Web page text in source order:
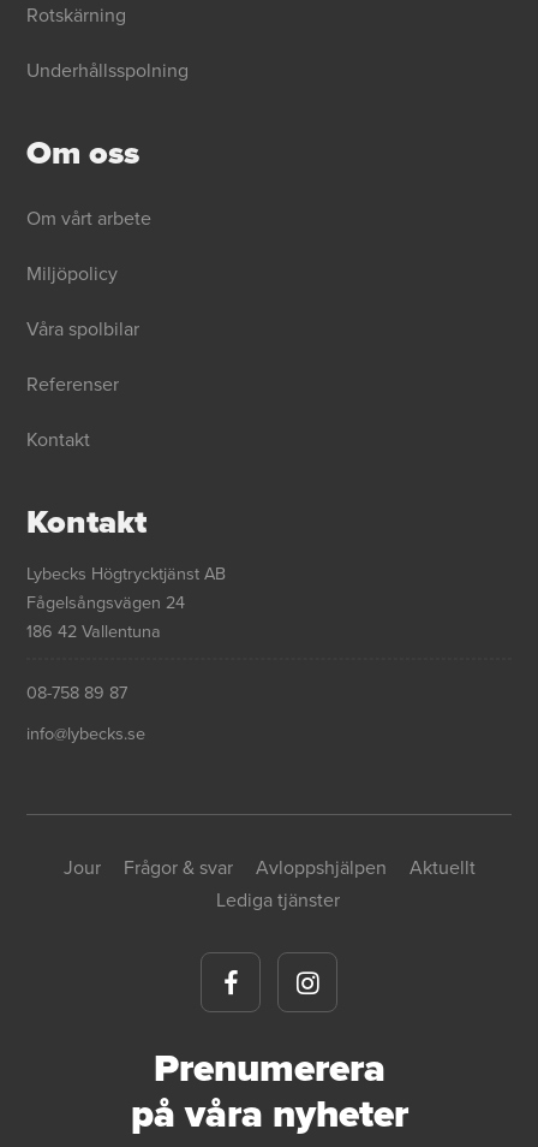
Rotskärning
Underhållsspolning
Om oss
Om vårt arbete
Miljöpolicy
Våra spolbilar
Referenser
Kontakt
Kontakt
Lybecks Högtrycktjänst AB
Fågelsångsvägen 24
186 42 Vallentuna
08-758 89 87
info@lybecks.se
Jour Frågor & svar Avloppshjälpen
Aktuellt
Lediga tjänster
Prenumerera
på våra nyheter